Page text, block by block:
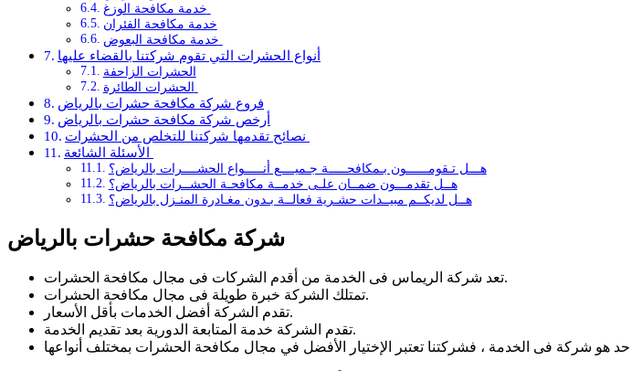
خدمة مكافحة الفئران
أنواع الحشرات التي تقوم شركتنا بالقضاء عليها
الحشرات الزاحفة
فروع شركة مكافحة حشرات بالرياض
أرخص شركة مكافحة حشرات بالرياض
هـــل تـقومــــــون بـمكافحـــــة جـميــــع أنـــــواع الحشــــرات بالرياض؟
هــل تقدمـــون ضمــان علـى خدمــة مكافحـة الحشــرات بالرياض؟
هــل لديكــم مبيــدات حشـرية فعالــة بـدون مغـادرة المنـزل بالرياض؟
شركة مكافحة حشرات بالرياض
تعد شركة الريماس فى الخدمة من أقدم الشركات فى مجال مكافحة الحشرات.
تمتلك الشركة خبرة طويلة فى مجال مكافحة الحشرات.
تقدم الشركة أفضل الخدمات بأقل الأسعار.
تقدم الشركة خدمة المتابعة الدورية بعد تقديم الخدمة.